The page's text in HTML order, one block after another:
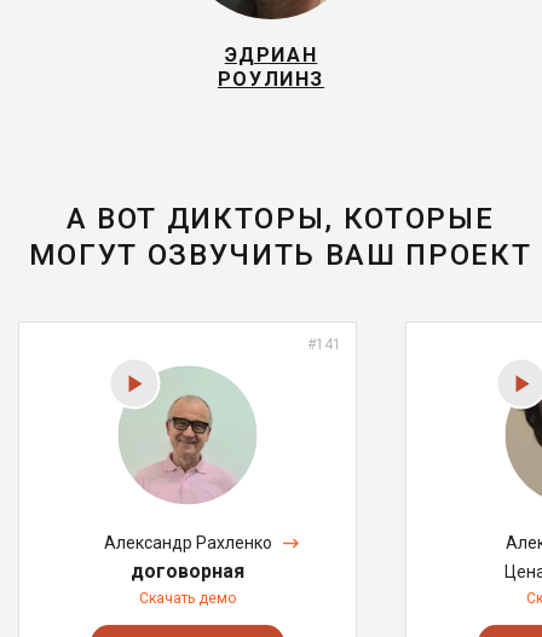
ЭДРИАН
РОУЛИНЗ
А ВОТ ДИКТОРЫ, КОТОРЫЕ
МОГУТ ОЗВУЧИТЬ ВАШ ПРОЕКТ
#141
Александр Рахленко
договорная
Скачать демо